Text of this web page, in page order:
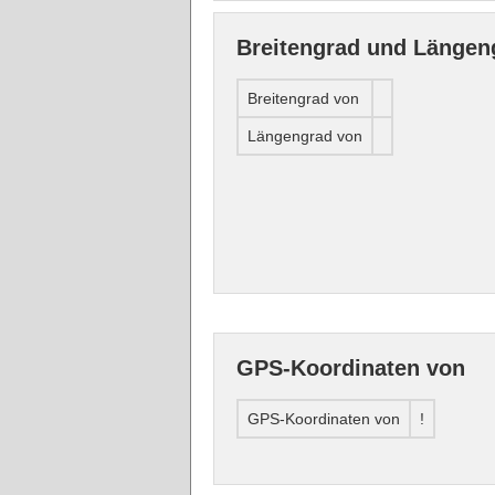
Breitengrad und
Breitengrad von
Längengrad von
GPS-Koordinaten von
GPS-Koordinaten von !